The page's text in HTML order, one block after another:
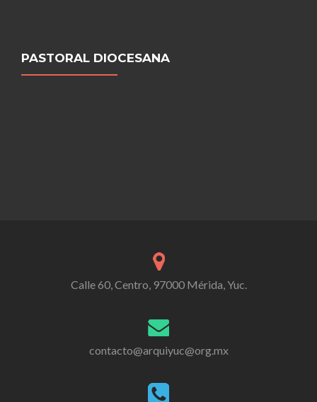
PASTORAL DIOCESANA
Calle 60, Centro, 97000 Mérida, Yuc.
contacto@arquiyuc@org.mx